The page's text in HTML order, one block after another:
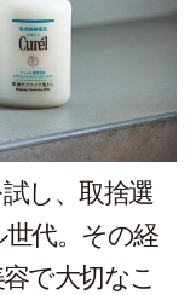
し、取捨選
代。その経
で大切なこ